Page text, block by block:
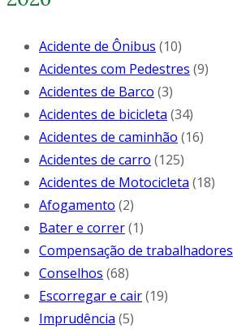
Acidente de Ônibus (10)
Acidentes com Pedestres (9)
Acidentes de Barco (3)
Acidentes de bicicleta (34)
Acidentes de caminhão (16)
Acidentes de carro (125)
Acidentes de Motocicleta (18)
Afogamento (2)
Bater e correr(1)
Compensação de trabalhadores
Conselhos (68)
Escorregar e cair(19)
Imprudência (5)